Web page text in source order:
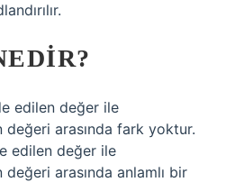
edilen değer ile
arasında fark yoktur.
edilen değer ile
arasında anlamlı bir